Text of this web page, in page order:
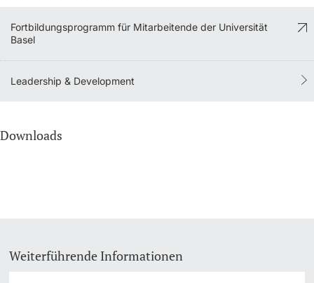
Fortbildungsprogramm für Mitarbeitende der Universität
Basel
Leadership & Development
Downloads
Weiterführende Informationen